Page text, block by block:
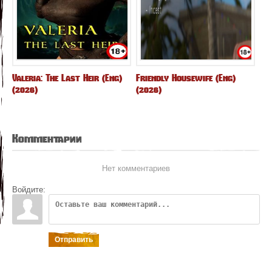
Valeria: The Last Heir (Eng)
(2026)
Friendly Housewife (Eng)
(2026)
Комментарии
Нет комментариев
Войдите:
Отправить